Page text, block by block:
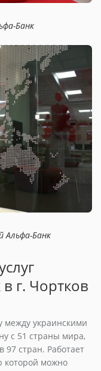
Банк
Альфа-Банк
г. Чортков
между украинскими
с 51 страны мира,
97 стран. Работает
которой можно